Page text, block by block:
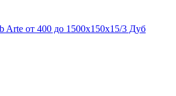
Arte от 400 до 1500х150х15/3 Дуб